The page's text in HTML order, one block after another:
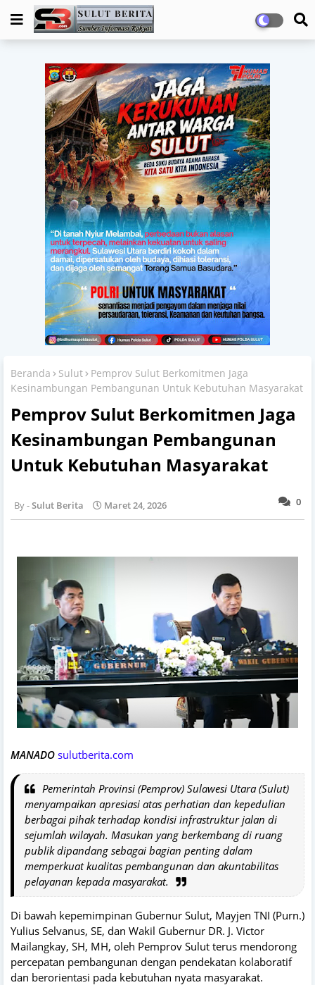
Beranda Sulut
Pemprov Sulut Berkomitmen Jaga
Kesinambungan Pembangunan Untuk Kebutuhan Masyarakat
Pemprov Sulut Berkomitmen Jaga
Kesinambungan Pembangunan
Untuk Kebutuhan Masyarakat
0
Sulut Berita Maret 24, 2026
MANADO sulutberita.com
Pemerintah Provinsi (Pemprov) Sulawesi Utara (Sulut)
menyampaikan apresiasi atas perhatian dan kepedulian
berbagai pihak terhadap kondisi infrastruktur jalan di
sejumlah wilayah. Masukan yang berkembang di ruang
publik dipandang sebagai bagian penting dalam
memperkuat kualitas pembangunan dan akuntabilitas
pelayanan kepada masyarakat.
Di bawah kepemimpinan Gubernur Sulut, Mayjen TNI (Purn.)
Yulius Selvanus, SE, dan Wakil Gubernur DR. J. Victor
Mailangkay, SH, MH, oleh Pemprov Sulut terus mendorong
percepatan pembangunan dengan pendekatan kolaboratif
dan berorientasi pada kebutuhan nyata masyarakat.